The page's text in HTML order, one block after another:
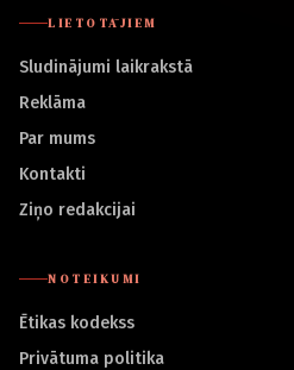
LIETOTĀJIEM
Sludinājumi laikrakstā
Reklāma
Par mums
Kontakti
Ziņo redakcijai
NOTEIKUMI
Ētikas kodekss
Privātuma politika